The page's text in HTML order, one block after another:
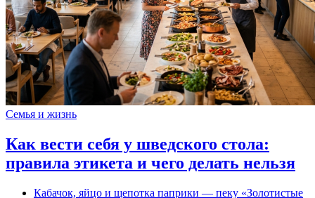
Семья и жизнь
Как вести себя у шведского стола:
правила этикета и чего делать нельзя
Кабачок, яйцо и щепотка паприки — пеку «Золотистые